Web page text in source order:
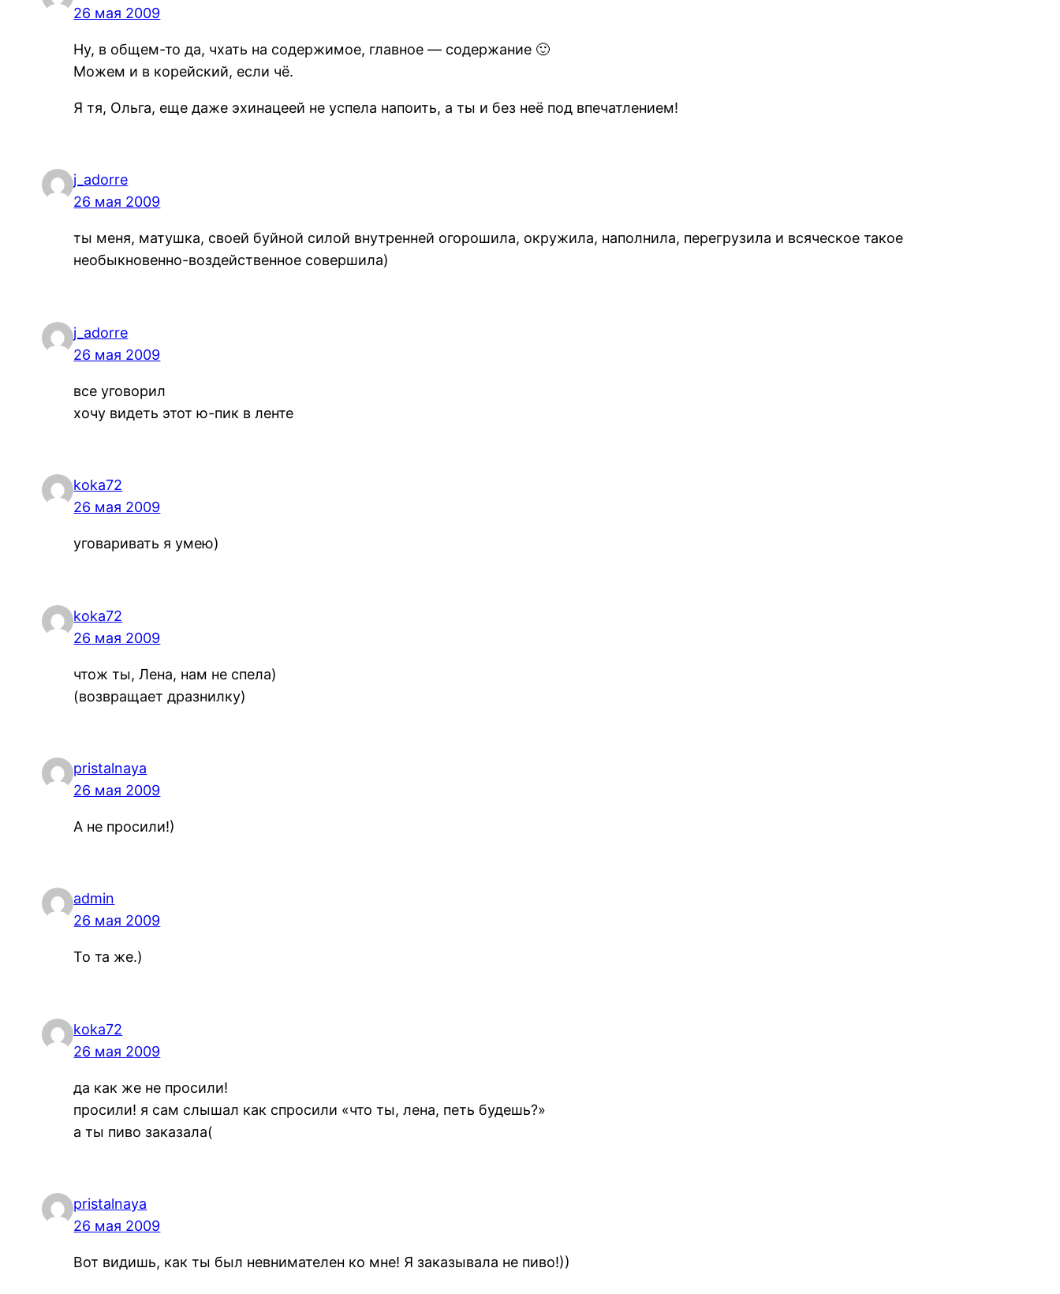
26 мая 2009
Ну, в общем-то да, чхать на содержимое, главное — содержание 🙂
Можем и в корейский, если чё.
Я тя, Ольга, еще даже эхинацеей не успела напоить, а ты и без неё под впечатлением!
j_adorre
26 мая 2009
ты меня, матушка, своей буйной силой внутренней огорошила, окружила, наполнила, перегрузила и всяческое такое
необыкновенно-воздейственное совершила)
j_adorre
26 мая 2009
все уговорил
хочу видеть этот ю-пик в ленте
koka72
26 мая 2009
уговаривать я умею)
koka72
26 мая 2009
чтож ты, Лена, нам не спела)
(возвращает дразнилку)
pristalnaya
26 мая 2009
А не просили!)
admin
26 мая 2009
То та же.)
koka72
26 мая 2009
да как же не просили!
просили! я сам слышал как спросили «что ты, лена, петь будешь?»
а ты пиво заказала(
pristalnaya
26 мая 2009
Вот видишь, как ты был невнимателен ко мне! Я заказывала не пиво!))